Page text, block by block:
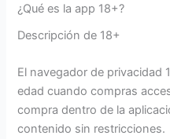
¿Qué es la app 18+?
Descripción de 18+
El navegador de privacidad
edad cuando compras
compra dentro de la
contenido sin restricciones.